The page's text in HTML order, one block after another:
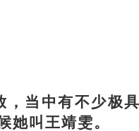
当中有不少极具
她叫王靖雯。